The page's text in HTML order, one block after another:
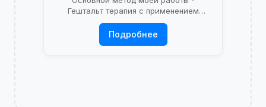
Гештальт терапия с применением
психоаналитической теории.
Подробнее